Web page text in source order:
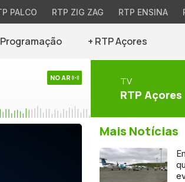
PALCO RTP ZIG ZAG RTP ENSINA
Programação + RTP Açores
NO AR TV
RTP Açores
Mais Notícias